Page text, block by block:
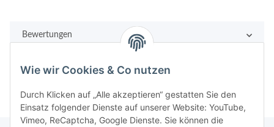
Bewertungen
Wie wir Cookies & Co nutzen
Durch Klicken auf „Alle akzeptieren“ gestatten Sie den
Einsatz folgender Dienste auf unserer Website: YouTube,
Vimeo, ReCaptcha, Google Dienste. Sie können die